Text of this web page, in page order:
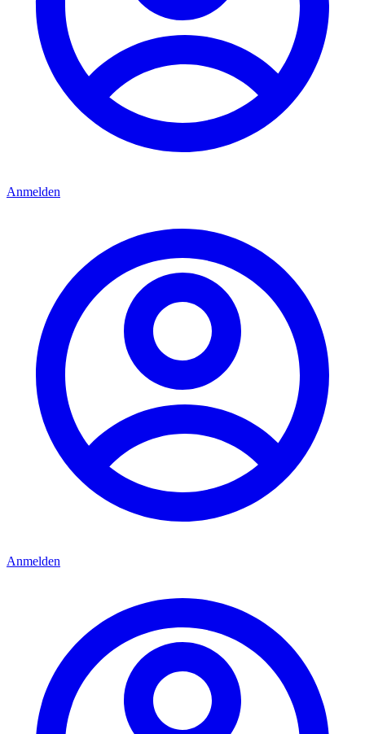
Anmelden
Anmelden